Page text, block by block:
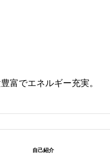
富でエネルギー充実。
自己紹介